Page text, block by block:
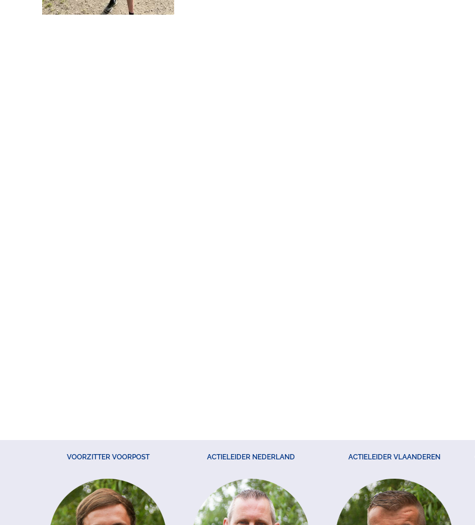
VOORZITTER VOORPOST ACTIELEIDER NEDERLAND ACTIELEIDER VLAANDEREN